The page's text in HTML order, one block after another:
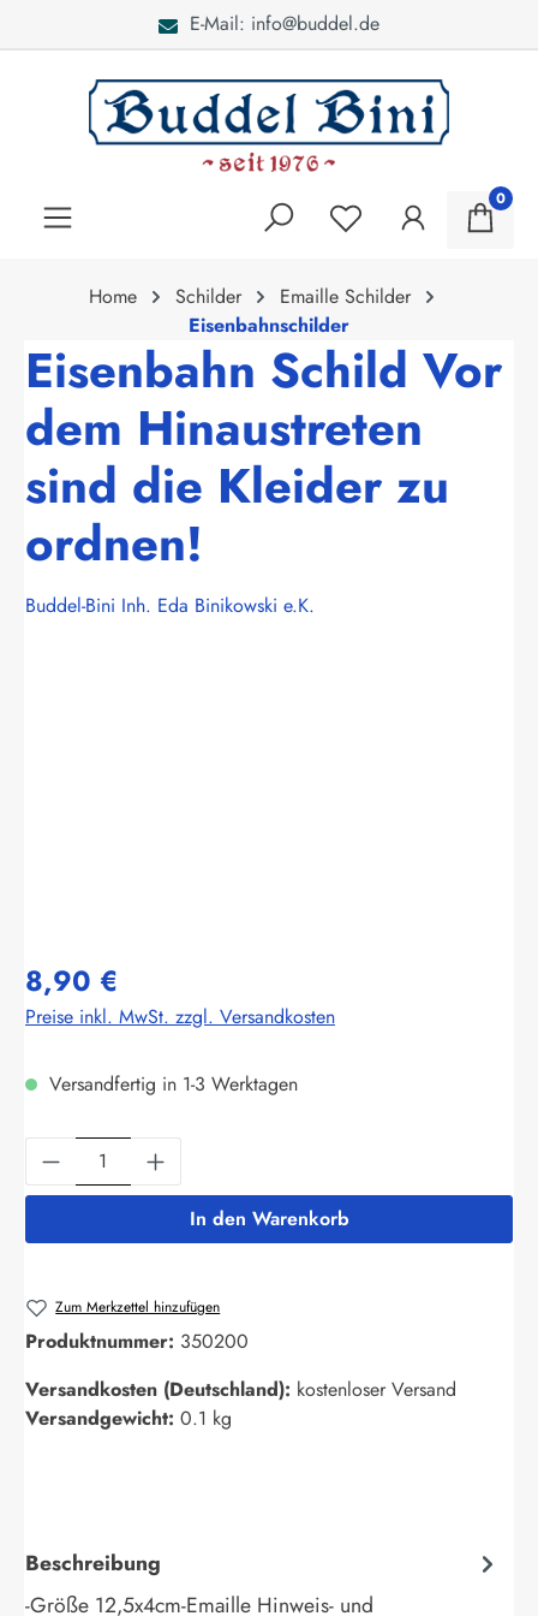
E-Mail: info@buddel.de
0
Home Schilder
Emaille Schilder
Eisenbahnschilder
Eisenbahn Schild Vor
dem Hinaustreten
sind die Kleider zu
ordnen!
Buddel-Bini Inh. Eda Binikowski e.K.
8,90 €
Preise inkl. MwSt. zzgl. Versandkosten
Versandfertig in 1-3 Werktagen
Produkt Anzahl: Gib den gewünschten
In den Warenkorb
Zum Merkzettel hinzufügen
Produktnummer: 350200
Versandkosten (Deutschland): kostenloser Versand
Versandgewicht: 0.1 kg
Beschreibung
-Größe 12,5x4cm-Emaille Hinweis- und